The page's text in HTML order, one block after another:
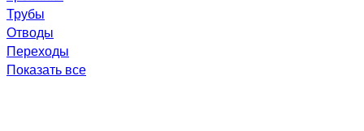
Трубы
Отводы
Переходы
Показать все